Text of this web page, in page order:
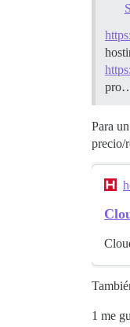
Para
precio/
1 me